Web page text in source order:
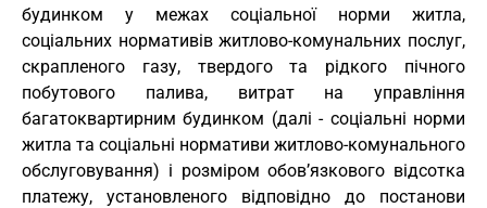
будинком у межах соціальної норми житла,
соціальних нормативів житлово-комунальних послуг,
скрапленого газу, твердого та рідкого пічного
побутового палива, витрат на управління
багатоквартирним будинком (далі - соціальні норми
житла та соціальні нормативи житлово-комунального
обслуговування) і розміром обов’язкового відсотка
платежу, установленого відповідно до постанови